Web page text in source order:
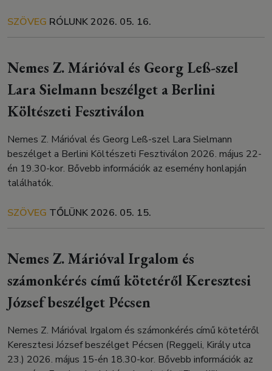
SZÖVEG RÓLUNK2026. 05. 16.
Nemes Z. Márióval és Georg Leß-szel
Lara Sielmann beszélget a Berlini
Költészeti Fesztiválon
Nemes Z. Márióval és Georg Leß-szel Lara Sielmann
beszélget a Berlini Költészeti Fesztiválon 2026. május 22-
én 19.30-kor. Bővebb információk az esemény honlapján
találhatók.
SZÖVEG TŐLÜNK2026. 05. 15.
Nemes Z. Márióval Irgalom és
számonkérés című kötetéről Keresztesi
József beszélget Pécsen
Nemes Z. Márióval Irgalom és számonkérés című kötetéről
Keresztesi József beszélget Pécsen (Reggeli, Király utca
23.) 2026. május 15-én 18.30-kor. Bővebb információk az